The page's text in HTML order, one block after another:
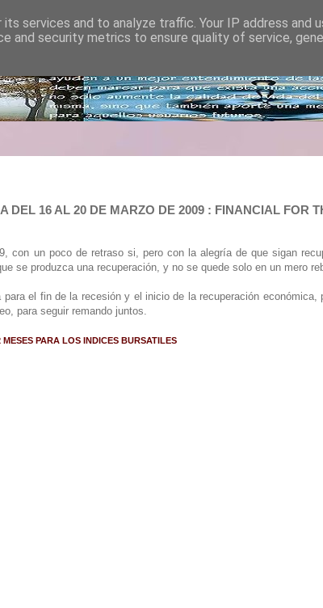
DEL 16 AL 20 DE MARZO DE 2009 : FINANCIAL FOR
con un poco de retraso si, pero con la alegría de que sigan
se produzca una recuperación, y no se quede solo en un mero
el fin de la recesión y el inicio de la recuperación económica,
para seguir remando juntos.
MESES PARA LOS INDICES BURSATILES
services and to analyze traffic. Your IP address and
and security metrics to ensure quality of service,